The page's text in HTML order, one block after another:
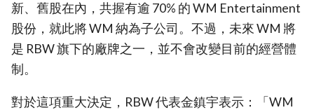
新、舊股在內，共握有逾 70% 的 WM Entertainment
股份，就此將 WM 納為子公司。不過，未來 WM 將
是 RBW 旗下的廠牌之一，並不會改變目前的經營體
制。
對於這項重大決定，RBW 代表金鎮宇表示：「WM